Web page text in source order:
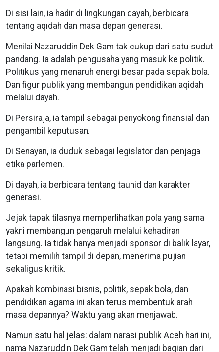
Di sisi lain, ia hadir di lingkungan dayah, berbicara
tentang aqidah dan masa depan generasi.
Menilai Nazaruddin Dek Gam tak cukup dari satu sudut
pandang. Ia adalah pengusaha yang masuk ke politik.
Politikus yang menaruh energi besar pada sepak bola.
Dan figur publik yang membangun pendidikan aqidah
melalui dayah.
Di Persiraja, ia tampil sebagai penyokong finansial dan
pengambil keputusan.
Di Senayan, ia duduk sebagai legislator dan penjaga
etika parlemen.
Di dayah, ia berbicara tentang tauhid dan karakter
generasi.
Jejak tapak tilasnya memperlihatkan pola yang sama
yakni membangun pengaruh melalui kehadiran
langsung. Ia tidak hanya menjadi sponsor di balik layar,
tetapi memilih tampil di depan, menerima pujian
sekaligus kritik.
Apakah kombinasi bisnis, politik, sepak bola, dan
pendidikan agama ini akan terus membentuk arah
masa depannya? Waktu yang akan menjawab.
Namun satu hal jelas: dalam narasi publik Aceh hari ini,
nama Nazaruddin Dek Gam telah menjadi bagian dari